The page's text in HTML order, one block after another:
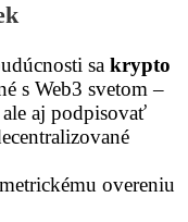
sa krypto
s Web3 svetom –
aj podpisovať
overeniu